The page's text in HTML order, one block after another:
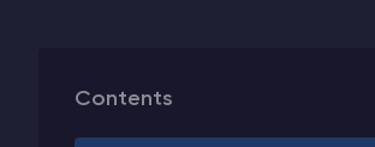
Contents